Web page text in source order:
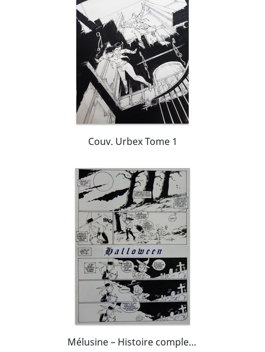
Couv. Urbex Tome 1
Mélusine – Histoire complete – N° 257 en 4 planches – CLARKE